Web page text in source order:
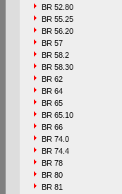
BR 52.80
BR 55.25
BR 56.20
BR 57
BR 58.2
BR 58.30
BR 62
BR 64
BR 65
BR 65.10
BR 66
BR 74.0
BR 74.4
BR 78
BR 80
BR 81